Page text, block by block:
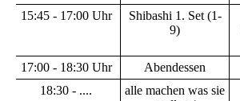
15:45 - 17:00 Uhr
Shibashi 1. Set (1-
9)
17:00 - 18:30 Uhr
Abendessen
18:30 - ....
alle machen was sie